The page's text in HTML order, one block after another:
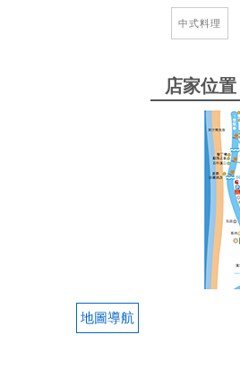
中式料理
店家位置
地圖導航